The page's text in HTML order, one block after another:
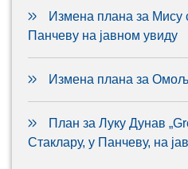
Измена плана за
Панчеву на јавном увиду
Измена плана за
План за Луку Дунав
Стаклару, у Панчеву, на